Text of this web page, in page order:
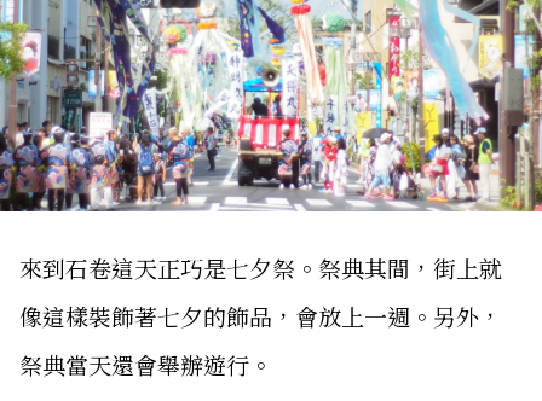
來到石卷這天正巧是七夕祭。祭典其間，街上就
像這樣裝飾著七夕的飾品，會放上一週。另外，
祭典當天還會舉辦遊行。